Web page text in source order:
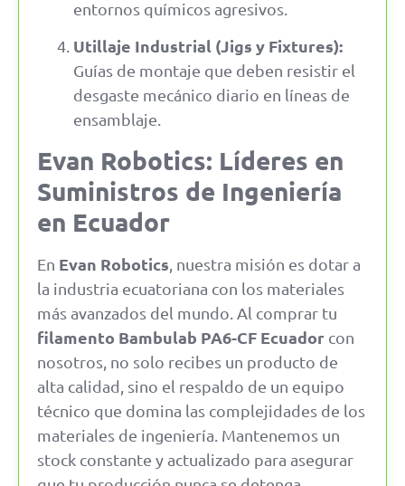
entornos químicos agresivos.
Utillaje Industrial (Jigs y Fixtures):
Guías de montaje que deben resistir el
desgaste mecánico diario en líneas de
ensamblaje.
Evan Robotics: Líderes en
Suministros de Ingeniería
en Ecuador
En Evan Robotics , nuestra misión es dotar a
la industria ecuatoriana con los materiales
más avanzados del mundo. Al comprar tu
filamento Bambulab PA6-CF Ecuador con
nosotros, no solo recibes un producto de
alta calidad, sino el respaldo de un equipo
técnico que domina las complejidades de los
materiales de ingeniería. Mantenemos un
stock constante y actualizado para asegurar